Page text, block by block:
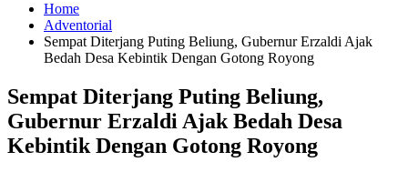
Home
Adventorial
Sempat Diterjang Puting Beliung, Gubernur Erzaldi Ajak
Bedah Desa Kebintik Dengan Gotong Royong
Sempat Diterjang Puting Beliung,
Gubernur Erzaldi Ajak Bedah Desa
Kebintik Dengan Gotong Royong